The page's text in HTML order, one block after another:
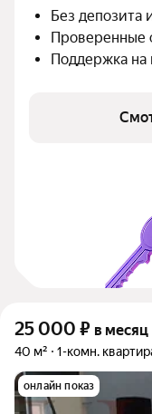
Без депозита
Проверенные
Поддержка на
25 000 ₽ в месяц
40 м² 1-комн.
онлайн показ